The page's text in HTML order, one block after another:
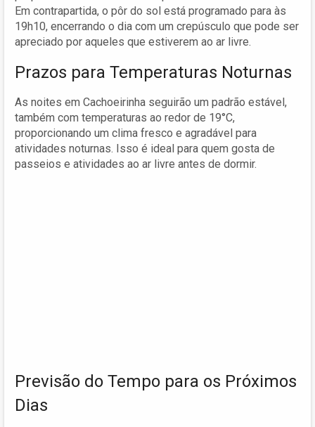
Em contrapartida, o pôr do sol está programado para às
19h10, encerrando o dia com um crepúsculo que pode ser
apreciado por aqueles que estiverem ao ar livre.
Prazos para Temperaturas Noturnas
As noites em Cachoeirinha seguirão um padrão estável,
também com temperaturas ao redor de 19°C,
proporcionando um clima fresco e agradável para
atividades noturnas. Isso é ideal para quem gosta de
passeios e atividades ao ar livre antes de dormir.
Previsão do Tempo para os Próximos
Dias